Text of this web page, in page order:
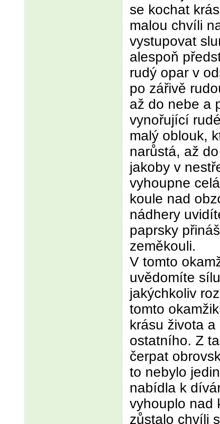
se kochat
malou chvíli
vystupovat
alespoň
rudý opar v
po zářivě
až do nebe a
vynořující
malý oblouk,
narůstá, až
jakoby v
vyhoupne
koule nad
nádhery
paprsky
zeměkouli.
V tomto
uvědomíte
jakýchkoliv
tomto
krásu života
ostatního. Z
čerpat
to nebylo
nabídla k
vyhouplo nad
zůstalo chvíli